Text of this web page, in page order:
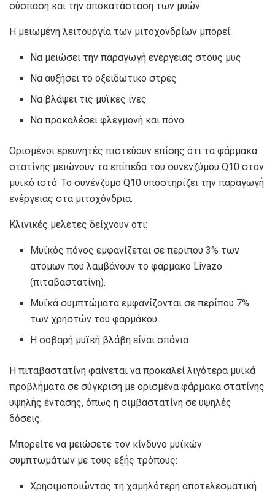
σύσπαση και την αποκατάσταση των μυών.
Η μειωμένη λειτουργία των μιτοχονδρίων μπορεί:
Να μειώσει την παραγωγή ενέργειας στους μυς
Να αυξήσει το οξειδωτικό στρες
Να βλάψει τις μυϊκές ίνες
Να προκαλέσει φλεγμονή και πόνο.
Ορισμένοι ερευνητές πιστεύουν επίσης ότι τα φάρμακα
στατίνης μειώνουν τα επίπεδα του συνενζύμου Q10 στον
μυϊκό ιστό. Το συνένζυμο Q10 υποστηρίζει την παραγωγή
ενέργειας στα μιτοχόνδρια.
Κλινικές μελέτες δείχνουν ότι:
Μυϊκός πόνος εμφανίζεται σε περίπου 3% των
ατόμων που λαμβάνουν το φάρμακο Livazo
(πιταβαστατίνη).
Μυϊκά συμπτώματα εμφανίζονται σε περίπου 7%
των χρηστών του φαρμάκου.
Η σοβαρή μυϊκή βλάβη είναι σπάνια.
Η πιταβαστατίνη φαίνεται να προκαλεί λιγότερα μυϊκά
προβλήματα σε σύγκριση με ορισμένα φάρμακα στατίνης
υψηλής έντασης, όπως η σιμβαστατίνη σε υψηλές
δόσεις.
Μπορείτε να μειώσετε τον κίνδυνο μυϊκών
συμπτωμάτων με τους εξής τρόπους:
Χρησιμοποιώντας τη χαμηλότερη αποτελεσματική